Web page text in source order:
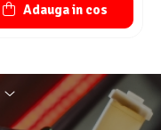
Adauga in cos